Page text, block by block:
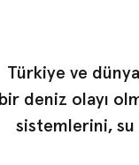
Türkiye ve
bir deniz olayı
sistemlerini, su